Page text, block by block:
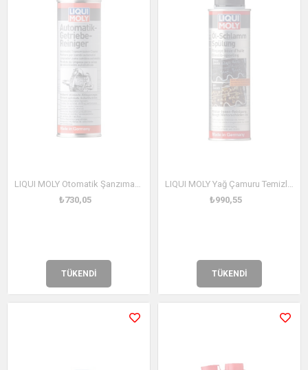
TÜKENDI
LIQUI MOLY Otomatik Şanzıman Temizleyici 300 ml (2512)
₺730,05
TÜKENDI
LIQUI MOLY Yağ Çamuru Temizleyici 300 ml (5200)
₺990,55